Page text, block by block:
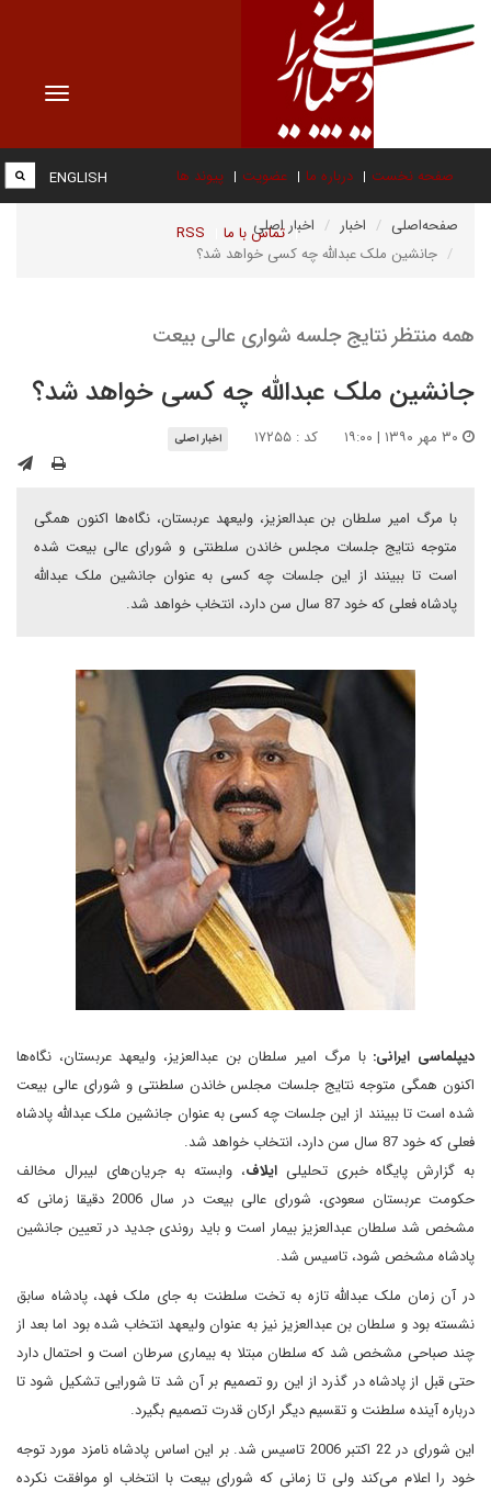
Toggle
صفحه نخست درباره ما عضویت پیوند ها
تماس با ما RSS
ENGLISH
صفحه‌اصلی اخبار
اخبار اصلی
جانشین ملک عبدالله چه کسی خواهد شد؟
همه منتظر نتایج جلسه شواری عالی بیعت
جانشین ملک عبدالله چه کسی خواهد شد؟
کد : ۱۷۲۵۵ اخبار اصلی
با مرگ امیر سلطان بن عبدالعزیز، ولیعهد عربستان، نگاه‌ها اکنون همگی
متوجه نتایج جلسات مجلس خاندن سلطنتی و شورای عالی بیعت شده
است تا ببینند از این جلسات چه کسی به عنوان جانشین ملک عبدالله
پادشاه فعلی که خود 87 سال سن دارد، انتخاب خواهد شد.
دیپلماسی ایرانی:با مرگ امیر سلطان بن عبدالعزیز، ولیعهد عربستان، نگاه‌ها
اکنون همگی متوجه نتایج جلسات مجلس خاندن سلطنتی و شورای عالی بیعت
شده است تا ببینند از این جلسات چه کسی به عنوان جانشین ملک عبدالله پادشاه
فعلی که خود 87 سال سن دارد، انتخاب خواهد شد.
به گزارش پایگاه خبری تحلیلی ایلاف، وابسته به جریان‌های لیبرال مخالف
حکومت عربستان سعودی، شورای عالی بیعت در سال 2006 دقیقا زمانی که
مشخص شد سلطان عبدالعزیز بیمار است و باید روندی جدید در تعیین جانشین
پادشاه مشخص شود، تاسیس شد.
در آن زمان ملک عبدالله تازه به تخت سلطنت به جای ملک فهد، پادشاه سابق
نشسته بود و سلطان بن عبدالعزیز نیز به عنوان ولیعهد انتخاب شده بود اما بعد از
چند صباحی مشخص شد که سلطان مبتلا به بیماری سرطان است و احتمال دارد
حتی قبل از پادشاه در گذرد از این رو تصمیم بر آن شد تا شورایی تشکیل شود تا
درباره آینده سلطنت و تقسیم دیگر ارکان قدرت تصمیم‌ بگیرد.
این شورای در 22 اکتبر 2006 تاسیس شد. بر این اساس پادشاه نامزد مورد توجه
خود را اعلام می‌کند ولی تا زمانی که شورای بیعت با انتخاب او موافقت نکرده